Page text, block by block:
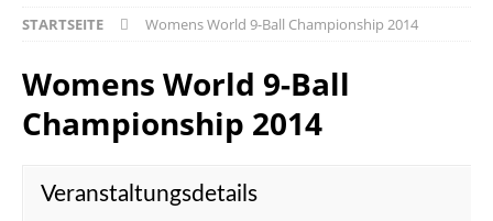
STARTSEITE Womens World 9-Ball Championship 2014
Womens World 9-Ball
Championship 2014
Veranstaltungsdetails